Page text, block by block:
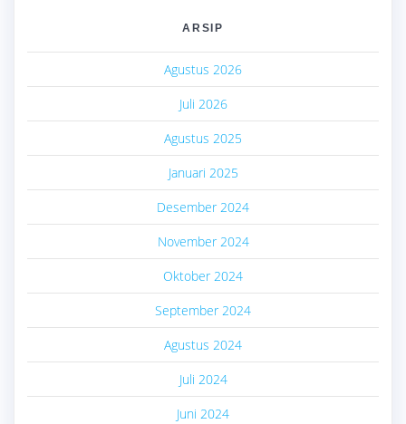
ARSIP
Agustus 2026
Juli 2026
Agustus 2025
Januari 2025
Desember 2024
November 2024
Oktober 2024
September 2024
Agustus 2024
Juli 2024
Juni 2024